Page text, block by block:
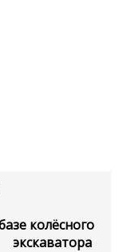
колёсного
экскаватора